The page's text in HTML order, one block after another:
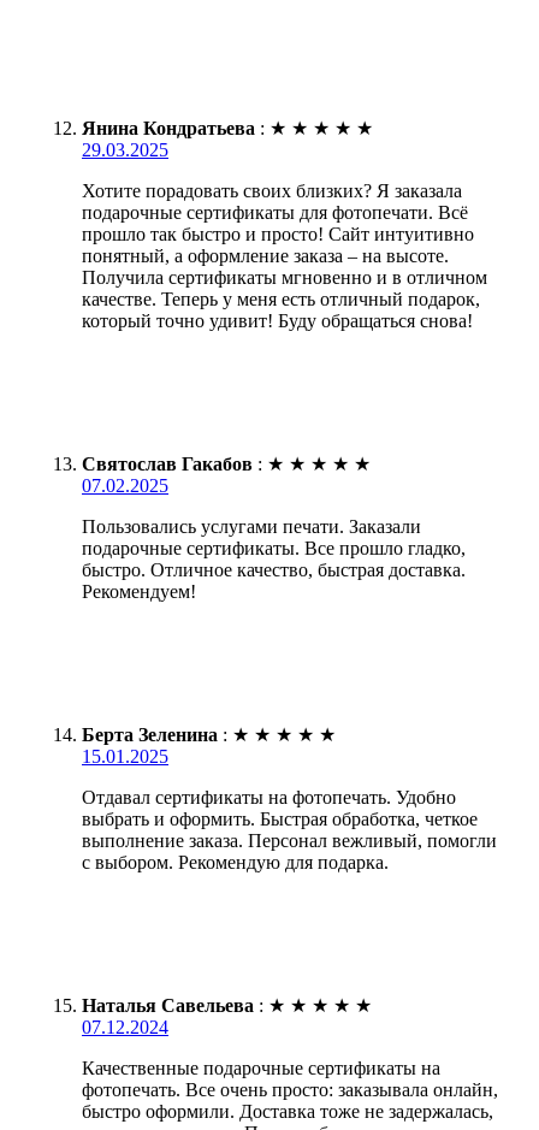
Янина Кондратьева : ★ ★ ★ ★ ★
29.03.2025
Хотите порадовать своих близких? Я заказала
подарочные сертификаты для фотопечати. Всё
прошло так быстро и просто! Сайт интуитивно
понятный, а оформление заказа – на высоте.
Получила сертификаты мгновенно и в отличном
качестве. Теперь у меня есть отличный подарок,
который точно удивит! Буду обращаться снова!
Святослав Гакабов : ★ ★ ★ ★ ★
07.02.2025
Пользовались услугами печати. Заказали
подарочные сертификаты. Все прошло гладко,
быстро. Отличное качество, быстрая доставка.
Рекомендуем!
Берта Зеленина : ★ ★ ★ ★ ★
15.01.2025
Отдавал сертификаты на фотопечать. Удобно
выбрать и оформить. Быстрая обработка, четкое
выполнение заказа. Персонал вежливый, помогли
с выбором. Рекомендую для подарка.
Наталья Савельева : ★ ★ ★ ★ ★
07.12.2024
Качественные подарочные сертификаты на
фотопечать. Все очень просто: заказывала онлайн,
быстро оформили. Доставка тоже не задержалась,